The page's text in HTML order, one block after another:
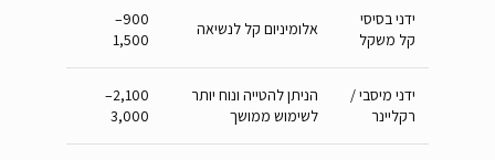
ידני בסיסי
קל משקל
אלומיניום קל לנשיאה
900–
1,500
ידני מיסבי /
רקליינר
הניתן להטייה ונוח יותר
לשימוש ממושך
2,100–
3,000